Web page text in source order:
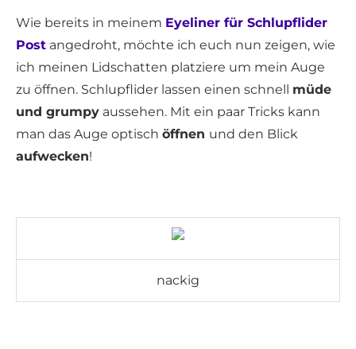
Wie bereits in meinem Eyeliner für Schlupflider
Post angedroht, möchte ich euch nun zeigen, wie
ich meinen Lidschatten platziere um mein Auge
zu öffnen. Schlupflider lassen einen schnell müde
und grumpy aussehen. Mit ein paar Tricks kann
man das Auge optisch öffnen und den Blick
aufwecken!
nackig